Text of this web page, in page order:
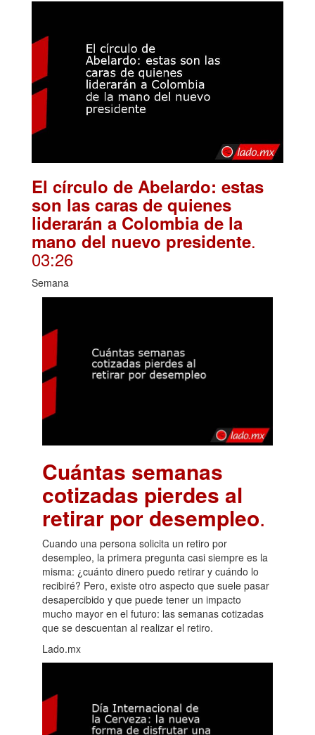
El círculo de Abelardo: estas
son las caras de quienes
liderarán a Colombia de la
mano del nuevo presidente.
03:26
Semana
Cuántas semanas
cotizadas pierdes al
retirar por desempleo.
Cuando una persona solicita un retiro por
desempleo, la primera pregunta casi siempre es la
misma: ¿cuánto dinero puedo retirar y cuándo lo
recibiré? Pero, existe otro aspecto que suele pasar
desapercibido y que puede tener un impacto
mucho mayor en el futuro: las semanas cotizadas
que se descuentan al realizar el retiro.
Lado.mx